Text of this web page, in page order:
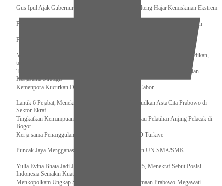
Gus Ipul Ajak Gubernur dan Bupati/Wali Kota se-Kalteng Hajar Kemiskinan Ekstrem
Panglima TNI Sambut Kedatangan Presiden RI Usai Lawatan ke Timur Tengah
Pengurus Pusat Pordasi Pacu Dapat Pesan dari Sri Paduka
Menag RI dan Dua Menteri Yordania Jalin Sinergi Bidang Wakaf dan Pendidikan,
termasuk Beasiswa
Tiba di Tanah Air, Presiden Prabowo Subianto Bawa Komitmen Investasi dan
Kerjasama Strategis
Kemenpora Kucurkan Dana untuk Pelatnas pada 13 Cabor
Lantik 6 Pejabat, Menekraf Tegaskan Komitmen Wujudkan Asta Cita Prabowo di
Sektor Ekraf
Tingkatkan Kemampuan K9 TNI, Panglima TNI Tinjau Pelatihan Anjing Pelacak di
Bogor
Kerja sama Penanggulangan Bencana BNPB – AFAD Turkiye
Puncak Jaya Mengganas, TNI-POLRI Solid Amankan UN SMA/SMK
Yulia Evina Bhara Jadi Juri Festival Film Cannes 2025, Menekraf Sebut Posisi
Indonesia Semakin Kuat
Menkopolkam Ungkap Spirit Persatuan dan Kebersamaan Prabowo-Megawati